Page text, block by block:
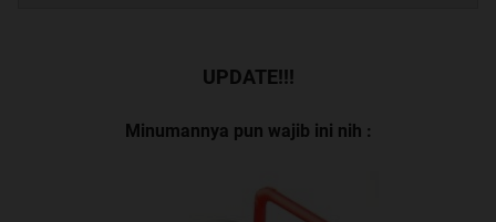
UPDATE!!!
Minumannya pun wajib ini nih :